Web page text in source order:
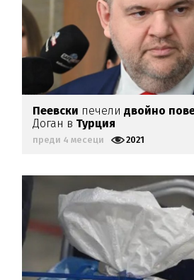
Пеевски печелидвойно
Доган в Турция
преди 4 месеци 2021